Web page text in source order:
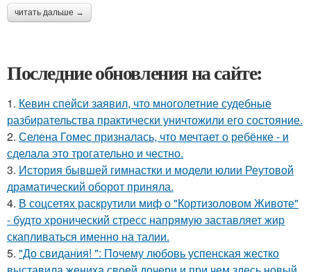
читать дальше →
Последние обновления на сайте:
1. Кевин спейси заявил, что многолетние судебные
разбирательства практически уничтожили его состояние.
2. Селена Гомес призналась, что мечтает о ребёнке - и
сделала это трогательно и честно.
3. История бывшей гимнастки и модели юлии Реутовой
драматический оборот приняла.
4. В соцсетях раскрутили миф о "Кортизоловом Животе"
- будто хронический стресс напрямую заставляет жир
скапливаться именно на талии.
5. "До свидания! ": Почему любовь успенская жестко